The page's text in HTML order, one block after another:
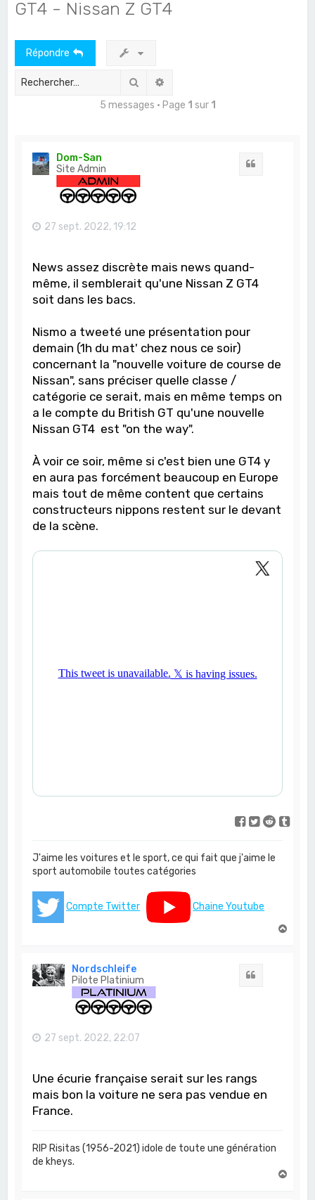
GT4 - Nissan Z GT4
Répondre
Rechercher
5 messages • Page 1 sur 1
Dom-San
Site Admin
27 sept. 2022, 19:12
News assez discrète mais news quand-
même, il semblerait qu'une Nissan Z GT4
soit dans les bacs.
Nismo a tweeté une présentation pour
demain (1h du mat' chez nous ce soir)
concernant la "nouvelle voiture de course de
Nissan", sans préciser quelle classe /
catégorie ce serait, mais en même temps on
a le compte du British GT qu'une nouvelle
Nissan GT4 est "on the way".
À voir ce soir, même si c'est bien une GT4 y
en aura pas forcément beaucoup en Europe
mais tout de même content que certains
constructeurs nippons restent sur le devant
de la scène.
J'aime les voitures et le sport, ce qui fait que j'aime le
sport automobile toutes catégories
Compte Twitter
Chaine Youtube
Nordschleife
Pilote Platinium
27 sept. 2022, 22:07
Une écurie française serait sur les rangs
mais bon la voiture ne sera pas vendue en
France.
RIP Risitas (1956-2021) idole de toute une génération
de kheys.